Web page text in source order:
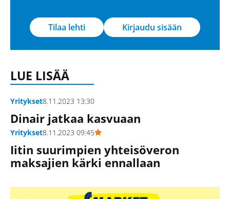
Tilaa lehti Kirjaudu sisään
LUE LISÄÄ
Yritykset8.11.2023 13:30
Dinair jatkaa kasvuaan
Yritykset8.11.2023 09:45
Iitin suurimpien yhteisöveron
maksajien kärki ennallaan